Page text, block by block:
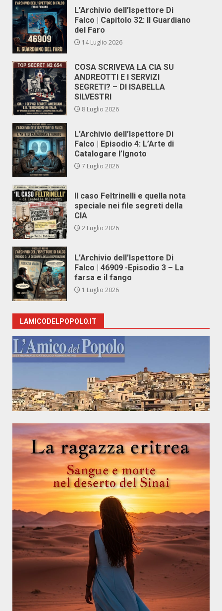
L’Archivio dell’Ispettore Di
Falco | Capitolo 32: Il Guardiano
del Faro
14 Luglio 2026
COSA SCRIVEVA LA CIA SU
ANDREOTTI E I SERVIZI
SEGRETI? – DI ISABELLA
SILVESTRI
8 Luglio 2026
L’Archivio dell’Ispettore Di
Falco | Episodio 4: L’Arte di
Catalogare l’Ignoto
7 Luglio 2026
Il caso Feltrinelli e quella nota
speciale nei file segreti della
CIA
2 Luglio 2026
L’Archivio dell’Ispettore Di
Falco | 46909 -Episodio 3 – La
farsa e il fango
1 Luglio 2026
LAMICODELPOPOLO.IT